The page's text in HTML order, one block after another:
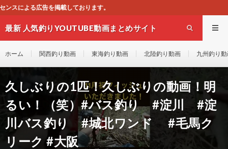
す。
最新 人気釣りYOUTUBE動画まとめサイト
ホーム 関西釣り動画 東海釣り動画 北陸釣り動画 九州釣り
久しぶりの1匹！久しぶりの動画！明
るい！（笑）#バス釣り #淀川 #淀
川バス釣り #城北ワンド #毛馬ク
リーク #大阪